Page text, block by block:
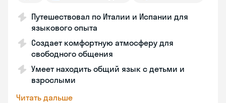
Путешествовал по Италии и Испании для
языкового опыта
Создает комфортную атмосферу для
свободного общения
Умеет находить общий язык с детьми и
взрослыми
Читать дальше